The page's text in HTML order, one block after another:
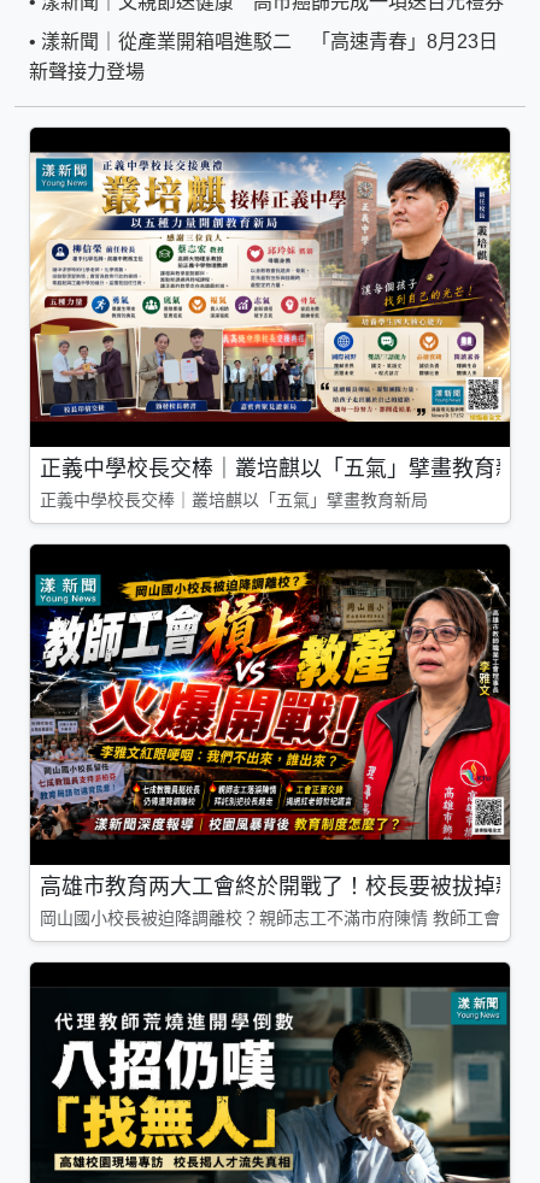
• 漾新聞｜從產業開箱唱進駁二 「高速青春」8月23日
新聲接力登場
正義中學校長交棒｜叢培麒以「五氣」擘畫教育新局
正義中學校長交棒｜叢培麒以「五氣」擘畫教育新局
高雄市教育两大工會終於開戰了！校長要被拔掉親
岡山國小校長被迫降調離校？親師志工不滿市府陳情 教師工會槓